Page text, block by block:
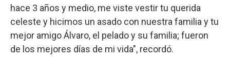
hace 3 años y medio, me viste vestir tu querida
celeste y hicimos un asado con nuestra familia y tu
mejor amigo Álvaro, el pelado y su familia; fueron
de los mejores días de mi vida", recordó.